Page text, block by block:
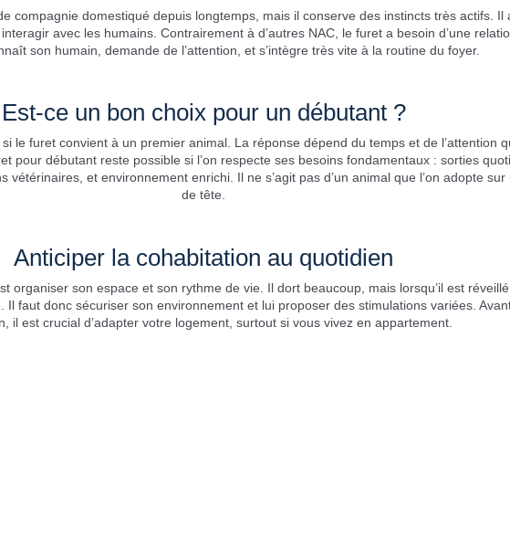
compagnie domestiqué depuis longtemps, mais il conserve des instincts très actifs. Il
avec les humains. Contrairement à d’autres NAC, le furet a besoin d’une
son humain, demande de l’attention, et s’intègre très vite à la routine du foyer.
Est-ce un bon choix pour un débutant ?
le furet convient à un premier animal. La réponse dépend du temps et de l’attention
pour débutant reste possible si l’on respecte ses besoins fondamentaux : sorties
vétérinaires, et environnement enrichi. Il ne s’agit pas d’un animal que l’on adopte sur
de tête.
Anticiper la cohabitation au quotidien
organiser son espace et son rythme de vie. Il dort beaucoup, mais lorsqu’il est
Il faut donc sécuriser son environnement et lui proposer des stimulations variées.
il est crucial d’adapter votre logement, surtout si vous vivez en appartement.